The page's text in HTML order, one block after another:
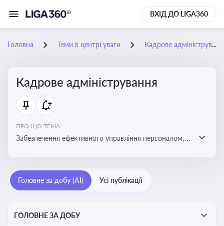
ВХІД ДО LIGA360
Головна Теми в центрі уваги Кадрове адміністрування
Кадрове адміністрування
ПРО ЩО ТЕМА:
Забезпечення ефективного управління персоналом,
Головне за добу (AI) Усі публікації
ГОЛОВНЕ ЗА ДОБУ